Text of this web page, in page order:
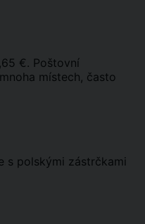
€. Poštovní
místech, často
s polskými zástrčkami